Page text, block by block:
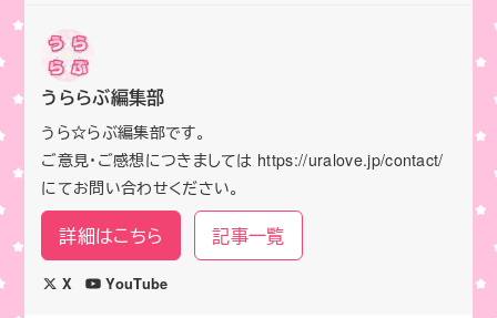
うららぶ編集部
うら☆らぶ編集部です。
ご意見・ご感想につきましては https://uralove.jp/contact/
にてお問い合わせください。
詳細はこちら 記事一覧
X YouTube